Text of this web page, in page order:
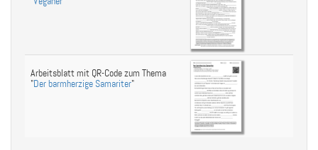
Arbeitsblatt mit QR-Code zum Thema
"Der barmherzige Samariter"